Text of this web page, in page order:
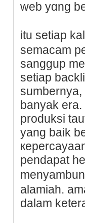
web yɑng
itu setiap
semacam
sanggup
setiap
sumbernya,
banyak era.
produksi
yang baik
рendapat
alamiah.
dalam